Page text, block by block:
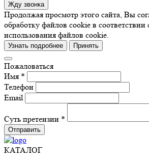
Жду звонка
Продолжая просмотр этого сайта, Вы
обработку файлов cookie в
использования файлов cookie.
Узнать подробнее Принять
Пожаловаться
Имя *
Телефон
Email
Суть претензии *
Отправить
КАТАЛОГ